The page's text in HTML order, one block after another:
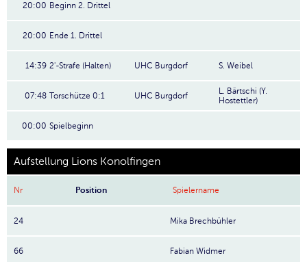
20:00 Beginn 2. Drittel
20:00 Ende 1. Drittel
14:39 2'-Strafe (Halten) UHC Burgdorf S. Weibel
07:48 Torschütze 0:1 UHC Burgdorf
L. Bärtschi (Y.
Hostettler)
00:00 Spielbeginn
Aufstellung Lions Konolfingen
Nr Position Spielername
24 Mika Brechbühler
66 Fabian Widmer